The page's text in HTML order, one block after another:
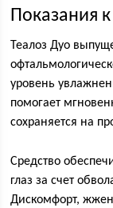
Показания
Теалоз Дуо
уровень
помогает
сохраняется на
Средство
глаз за счет
Дискомфорт,